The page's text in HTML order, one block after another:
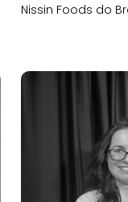
Nissin Foods do